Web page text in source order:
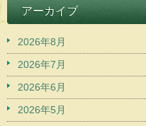
アーカイブ
2026年8月
2026年7月
2026年6月
2026年5月